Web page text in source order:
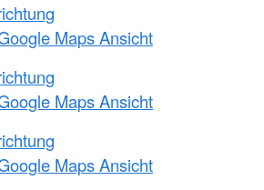
Maps Ansicht
Maps Ansicht
Maps Ansicht